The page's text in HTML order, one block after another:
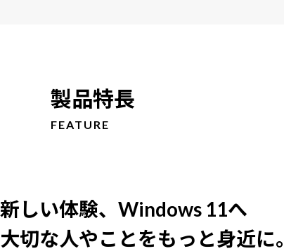
製品特長
FEATURE
新しい体験、Windows 11へ
大切な人やことをもっと身近に。